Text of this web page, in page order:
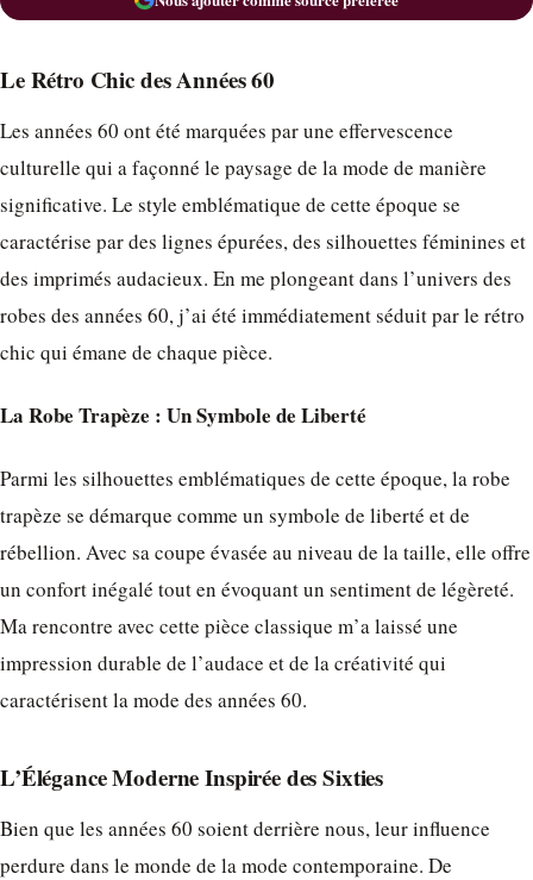
Le Rétro Chic des Années 60
Les années 60 ont été marquées par une effervescence
culturelle qui a façonné le paysage de la mode de manière
significative. Le style emblématique de cette époque se
caractérise par des lignes épurées, des silhouettes féminines et
des imprimés audacieux. En me plongeant dans l’univers des
robes des années 60, j’ai été immédiatement séduit par le rétro
chic qui émane de chaque pièce.
La Robe Trapèze : Un Symbole de Liberté
Parmi les silhouettes emblématiques de cette époque, la robe
trapèze se démarque comme un symbole de liberté et de
rébellion. Avec sa coupe évasée au niveau de la taille, elle offre
un confort inégalé tout en évoquant un sentiment de légèreté.
Ma rencontre avec cette pièce classique m’a laissé une
impression durable de l’audace et de la créativité qui
caractérisent la mode des années 60.
L’Élégance Moderne Inspirée des Sixties
Bien que les années 60 soient derrière nous, leur influence
perdure dans le monde de la mode contemporaine. De